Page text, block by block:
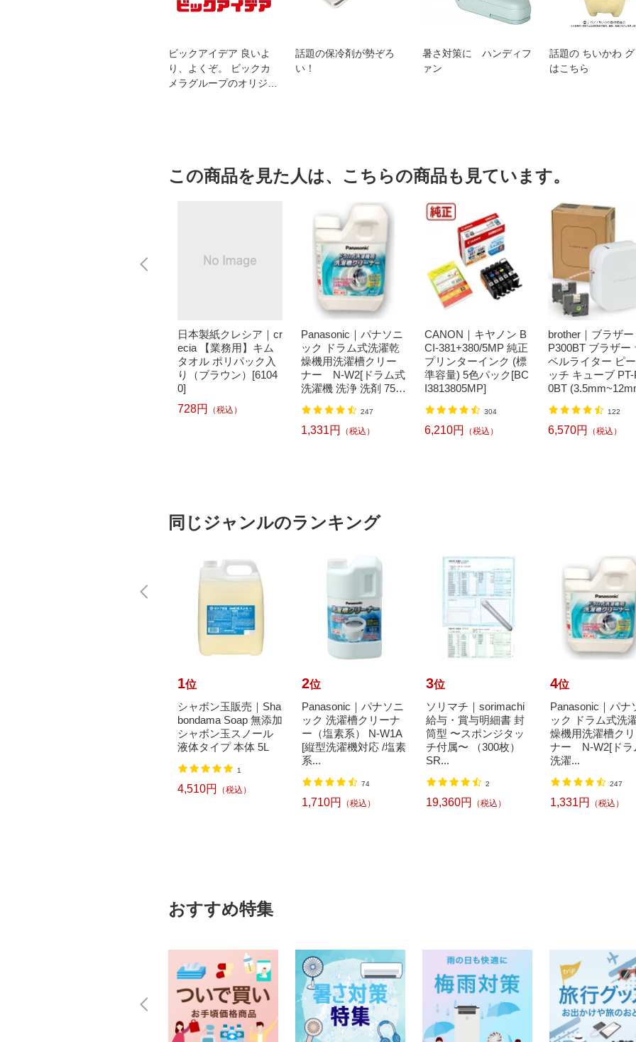
ビックアイデア 良いよ
り、よくぞ。 ビックカ
メラグループのオリジナ
話題の保冷剤が勢ぞろ
い！
暑さ対策に ハンディフ
ァン
話題の ちいかわ
はこちら
この商品を見た人は、こちらの商品も見ています。
日本製紙クレシア｜cr
ecia 【業務用】キム
タオル ポリパック入
り（ブラウン）[6104
0]
728円
（税込）
Panasonic｜パナソニ
ック ドラム式洗濯乾
燥機用洗濯槽クリー
ナー N-W2[ドラム式
洗濯機 洗浄 洗剤 750
247
1,331円 （税込）
CANON｜キヤノン B
CI-381+380/5MP 純正
プリンターインク (標
準容量) 5色パック[BC
I3813805MP]
304
6,210円 （税込）
brother｜ブラザー
P300BT ブラザー
ベルライター ピ
ッチ キューブ
0BT
CH CUBE（ピー
チキューブ）
122
6,570円 （税込）
同じジャンルのランキング
1位
シャボン玉販売｜Sha
bondama Soap 無添加
シャボン玉スノール
液体タイプ 本体 5L
1
4,510円 （税込）
2位
Panasonic｜パナソニ
ック 洗濯槽クリーナ
ー（塩素系） N-W1A
[縦型洗濯機対応 /塩素
系...
74
1,710円 （税込）
3位
ソリマチ｜sorimachi
給与・賞与明細書 封
筒型 〜スポンジタッ
チ付属〜 （300枚）
SR...
2
19,360円 （税込）
4位
Panasonic｜パナ
ック ドラム式洗
燥機用洗濯槽ク
ナー N-W2[ドラ
洗濯...
247
1,331円 （税込）
おすすめ特集